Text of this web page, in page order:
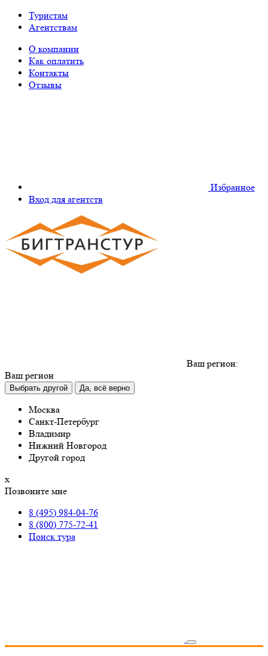
Туристам
Агентствам
О компании
Как оплатить
Контакты
Отзывы
Избранное
Вход для агентств
Ваш регион:
Ваш регион
Выбрать другой Да, всё верно
Москва
Санкт-Петербург
Владимир
Нижний Новгород
Другой город
х
Позвоните мне
8 (495) 984-04-76
8 (800) 775-72-41
Поиск тура